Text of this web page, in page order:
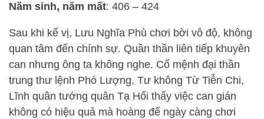
Năm sinh, năm mất: 406 – 424
Sau khi kế vị, Lưu Nghĩa Phù chơi bời vô độ, không
quan tâm đến chính sự. Quần thần liên tiếp khuyên
can nhưng ông ta không nghe. Cố mệnh đại thần
trung thư lệnh Phó Lượng, Tư không Từ Tiễn Chi,
Lĩnh quân tướng quân Tạ Hối thấy việc can gián
không có hiệu quả mà hoàng đế ngày càng chơi